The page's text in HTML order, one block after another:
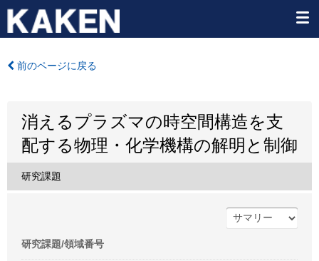
前のページに戻る
消えるプラズマの時空間構造を支
配する物理・化学機構の解明と制御
研究課題
研究課題/領域番号